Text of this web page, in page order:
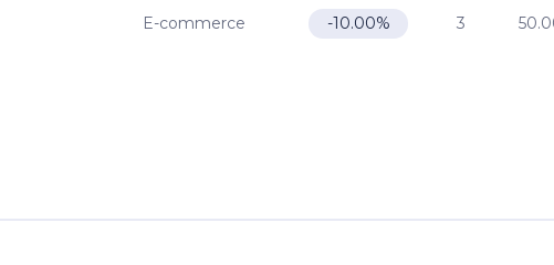
E-commerce -10.00% 3